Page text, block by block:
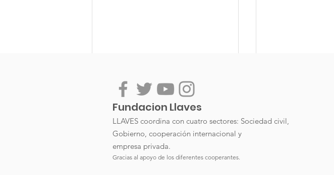
Comments
Write a comment...
Fundacion Llaves
LLAVES coordina con cuatro sectores: Sociedad civil,
Gobierno, cooperación internacional y
empresa privada.
Gracias al apoyo de los diferentes cooperantes.